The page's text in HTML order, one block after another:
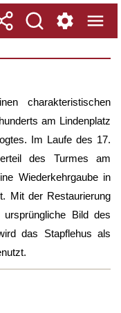
charakteristischen
am Lindenplatz
Im Laufe des 17.
des Turmes am
Wiederkehrgaube in
Mit der Restaurierung
Bild des
das Stapflehus als